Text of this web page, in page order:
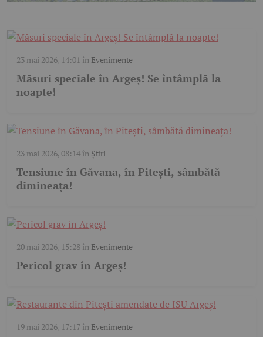
23 mai 2026, 14:01 în Evenimente
Măsuri speciale în Argeș! Se întâmplă la
noapte!
23 mai 2026, 08:14în Știri
Tensiune în Găvana, în Pitești, sâmbătă
dimineața!
20 mai 2026, 15:28în Evenimente
Pericol grav în Argeș!
19 mai 2026, 17:17în Evenimente